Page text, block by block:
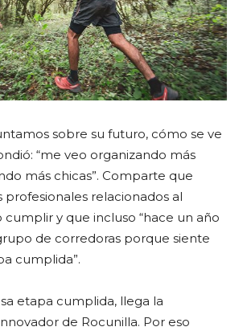
sobre su futuro, cómo se ve
“me veo organizando más
más chicas”. Comparte que
profesionales relacionados al
y que incluso “hace un año
de corredoras porque siente
cumplida”.
etapa cumplida, llega la
de Rocunilla. Por eso